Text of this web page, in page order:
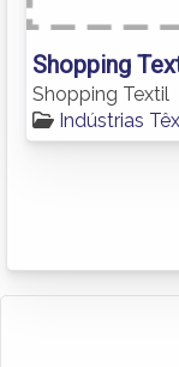
Shopping
Shopping Textil
Indústrias